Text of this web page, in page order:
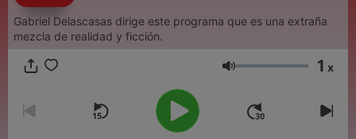
Gabriel Delascasas dirige este programa que es una extraña
mezcla de realidad y ficción.
Volume 1 x